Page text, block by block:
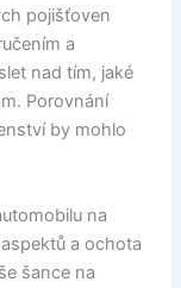
pojišťoven
a
nad tím, jaké
Porovnání
by mohlo
na
a ochota
šance na